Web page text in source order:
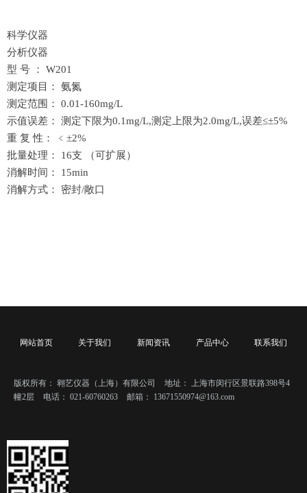
科学仪器
分析仪器
型 号 ： W201
测定项目： 氨氮
测定范围： 0.01-160mg/L
示值误差： 测定下限为0.1mg/L,测定上限为2.0mg/L,误差≤±5%
重 复 性： ﹤±2%
批量处理： 16支 （可扩展）
消解时间： 15min
消解方式： 密封/敞口
版权所有： 翱艺仪器（上海）有限公司 地址： 上海市闵行区景联路398号4
幢2层
电话： 021-60760263 邮箱： 13671550974@163.com
网站首页 关于我们 新闻资讯 产品中心 联系我们